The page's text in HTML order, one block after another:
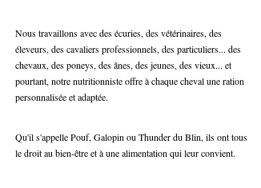
Nous travaillons avec des écuries, des vétérinaires, des
éleveurs, des cavaliers professionnels, des particuliers... des
chevaux, des poneys, des ânes, des jeunes, des vieux... et
pourtant, notre nutritionniste offre à chaque cheval une ration
personnalisée et adaptée.
Qu'il s'appelle Pouf, Galopin ou Thunder du Blin, ils ont tous
le droit au bien-être et à une alimentation qui leur convient.